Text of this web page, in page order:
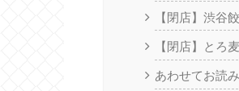
【閉店】渋谷
【閉店】とろ
あわせてお読